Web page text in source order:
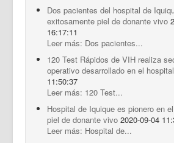
Dos pacientes del hospital de
exitosamente piel de donante vivo
16:17:11
Leer más: Dos pacientes...
120 Test Rápidos de VIH realiza
operativo desarrollado en el hospital
11:50:37
Leer más: 120 Test...
Hospital de Iquique es pionero en
piel de donante vivo 2020-09-04
Leer más: Hospital de...